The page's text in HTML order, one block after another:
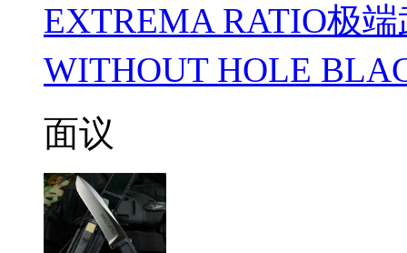
EXTREMA RATIO极
WITHOUT HOLE
面议